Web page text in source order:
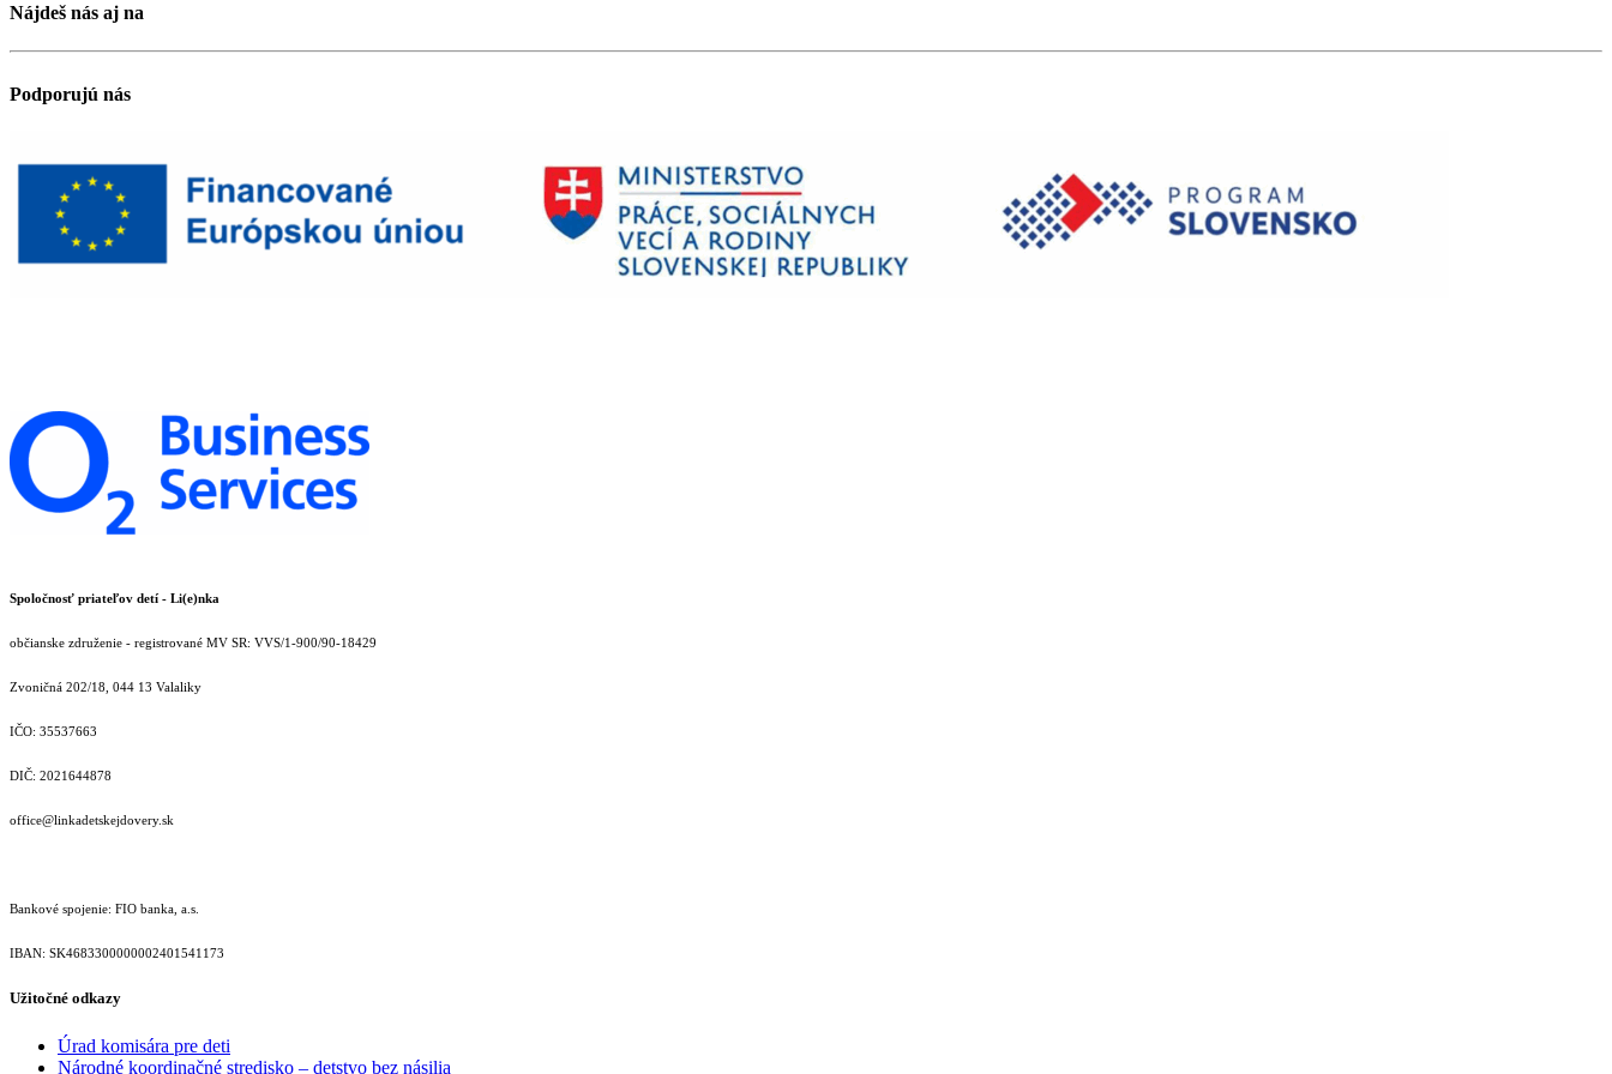
Nájdeš nás aj na
Podporujú nás
Spoločnosť priateľov detí - Li(e)nka
občianske združenie - registrované MV SR: VVS/1-900/90-18429
Zvoničná 202/18, 044 13 Valaliky
IČO: 35537663
DIČ: 2021644878
office@linkadetskejdovery.sk
Bankové spojenie: FIO banka, a.s.
IBAN: SK46833000000­02401541173
Užitočné odkazy
Úrad komisára pre deti
Národné koordinačné stredisko – detstvo bez násilia